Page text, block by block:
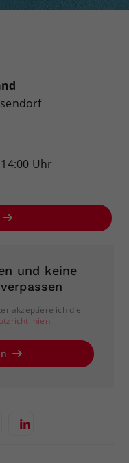
Uhr
und keine
akzeptiere ich die
.